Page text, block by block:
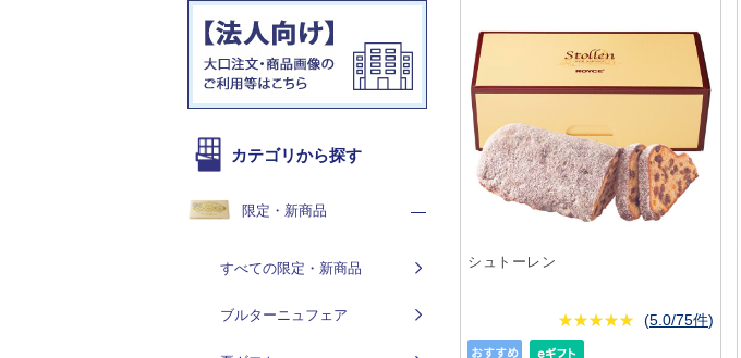
シュトーレン
★★★★★
★★★★★ (5.0/75件)
カテゴリから探す
限定・新商品
すべての限定・新商品
ブルターニュフェア